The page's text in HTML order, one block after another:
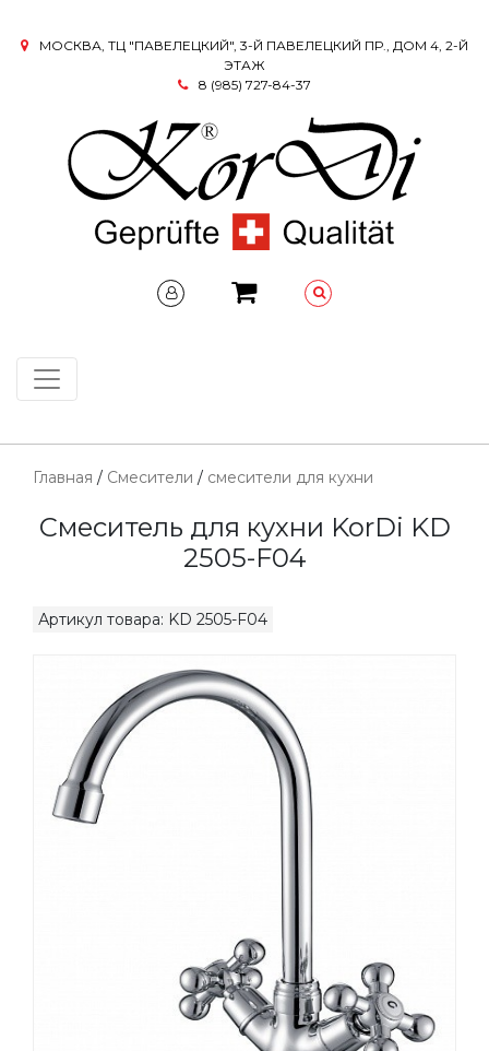
МОСКВА, ТЦ "ПАВЕЛЕЦКИЙ", 3-Й ПАВЕЛЕЦКИЙ ПР., ДОМ 4, 2-Й
ЭТАЖ
8 (985) 727-84-37
Главная / Смесители / смесители для кухни
Смеситель для кухни KorDi KD
2505-F04
Артикул товара: KD 2505-F04